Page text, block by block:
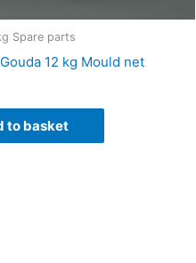
Spare parts
12 kg Mould net
to basket